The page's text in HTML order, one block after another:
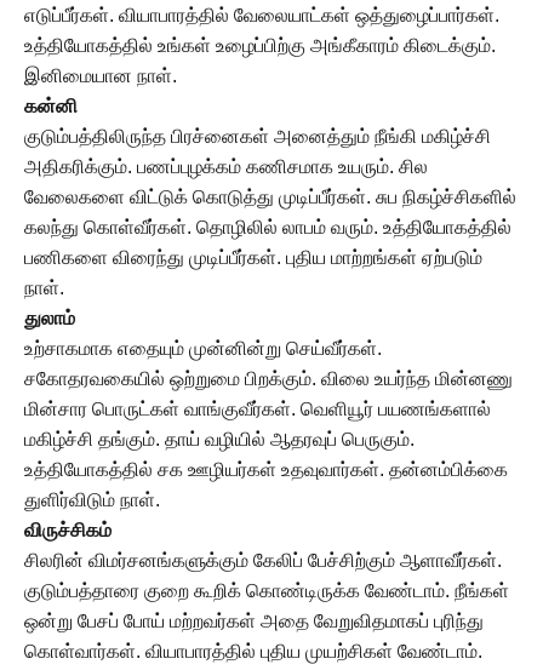
எடுப்பீர்கள். வியாபாரத்தில் வேலையாட்கள் ஒத்துழைப்பார்கள்.
உத்தியோகத்தில் உங்கள் உழைப்பிற்கு அங்கீகாரம் கிடைக்கும்.
இனிமையான நாள்.
கன்னி
குடும்பத்திலிருந்த பிரச்னைகள் அனைத்தும் நீங்கி மகிழ்ச்சி
அதிகரிக்கும். பணப்புழக்கம் கணிசமாக உயரும். சில
வேலைகளை விட்டுக் கொடுத்து முடிப்பீர்கள். சுப நிகழ்ச்சிகளில்
கலந்து கொள்வீர்கள். தொழிலில் லாபம் வரும். உத்தியோகத்தில்
பணிகளை விரைந்து முடிப்பீர்கள். புதிய மாற்றங்கள் ஏற்படும்
நாள்.
துலாம்
உற்சாகமாக எதையும் முன்னின்று செய்வீர்கள்.
சகோதரவகையில் ஒற்றுமை பிறக்கும். விலை உயர்ந்த மின்னணு
மின்சார பொருட்கள் வாங்குவீர்கள். வெளியூர் பயணங்களால்
மகிழ்ச்சி தங்கும். தாய் வழியில் ஆதரவுப் பெருகும்.
உத்தியோகத்தில் சக ஊழியர்கள் உதவுவார்கள். தன்னம்பிக்கை
துளிர்விடும் நாள்.
விருச்சிகம்
சிலரின் விமர்சனங்களுக்கும் கேலிப் பேச்சிற்கும் ஆளாவீர்கள்.
குடும்பத்தாரை குறை கூறிக் கொண்டிருக்க வேண்டாம். நீங்கள்
ஒன்று பேசப் போய் மற்றவர்கள் அதை வேறுவிதமாகப் புரிந்து
கொள்வார்கள். வியாபாரத்தில் புதிய முயற்சிகள் வேண்டாம்.